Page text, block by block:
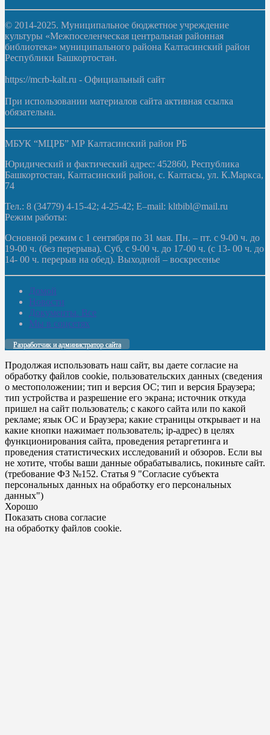
© 2014-2025. Муниципальное бюджетное учреждение
культуры «Межпоселенческая центральная районная
библиотека» муниципального района Калтасинский район
Республики Башкортостан.
https://mcrb-kalt.ru - Официальный сайт
При использовании материалов сайта активная ссылка
обязательна.
МБУК “МЦРБ” МР Калтасинский район РБ
Юридический и фактический адрес: 452860, Республика
Башкортостан, Калтасинский район, с. Калтасы, ул. К.Маркса,
74
Тел.: 8 (34779) 4-15-42; 4-25-42; E–mail: kltbibl@mail.ru
Режим работы:
Основной режим с 1 сентября по 31 мая. Пн. – пт. с 9-00 ч. до
19-00 ч. (без перерыва). Суб. с 9-00 ч. до 17-00 ч. (с 13- 00 ч. до
14- 00 ч. перерыв на обед). Выходной – воскресенье
Домой
Новости
Документы. Все
Мы в соцсетях
Разработчик и администратор сайта
Продолжая использовать наш сайт, вы даете согласие на
обработку файлов cookie, пользовательских данных (сведения
о местоположении; тип и версия ОС; тип и версия Браузера;
тип устройства и разрешение его экрана; источник откуда
пришел на сайт пользователь; с какого сайта или по какой
рекламе; язык ОС и Браузера; какие страницы открывает и на
какие кнопки нажимает пользователь; ip-адрес) в целях
функционирования сайта, проведения ретаргетинга и
проведения статистических исследований и обзоров. Если вы
не хотите, чтобы ваши данные обрабатывались, покиньте сайт.
(требование ФЗ №152. Статья 9 "Согласие субъекта
персональных данных на обработку его персональных
данных")
Хорошо
Показать снова согласие
на обработку файлов cookie.